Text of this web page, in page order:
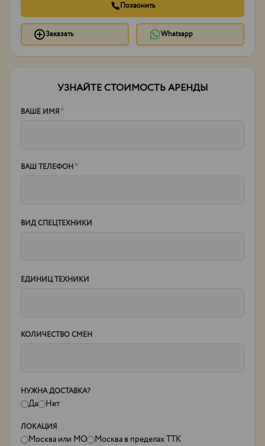
Позвонить
Заказать Whatsapp
УЗНАЙТЕ СТОИМОСТЬ АРЕНДЫ
ВАШЕ ИМЯ*
ВАШ ТЕЛЕФОН*
ВИД СПЕЦТЕХНИКИ
ЕДИНИЦ ТЕХНИКИ
КОЛИЧЕСТВО СМЕН
НУЖНА ДОСТАВКА?
Да Нет
ЛОКАЦИЯ
Москва или МО Москва в пределах ТТК